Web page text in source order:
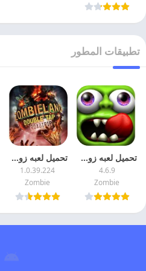
تطبيقات المطور
تحميل لعبه زومبي تسونامي 2026 Zombie Tsunami مهكره اخر اصدار
4.6.9
Zombie
تحميل لعبه زومبي لاند مهكره Zombieland للاندرويد
1.0.39.224
Zombie